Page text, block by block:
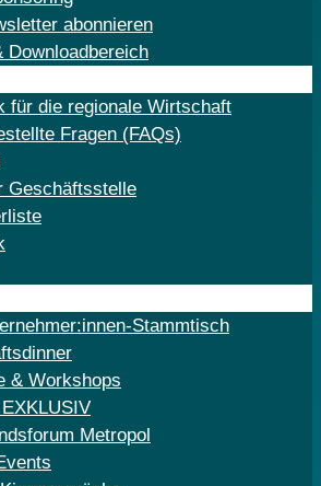
abonnieren
Downloadbereich
für die regionale Wirtschaft
Fragen (FAQs)
Geschäftsstelle
Stammtisch
& Workshops
Metropol